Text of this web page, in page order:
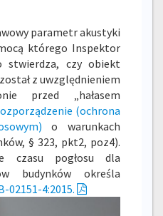
parametr akustyki
którego Inspektor
stwierdza, czy obiekt
z uwzględnieniem
przed „hałasem
(ochrona
o warunkach
§ 323, pkt2, poz4).
czasu pogłosu dla
budynków określa
02151-4:2015.